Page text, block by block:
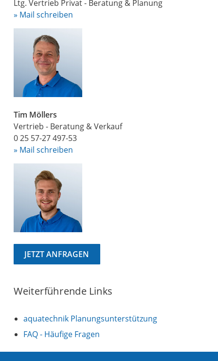
Ltg. Vertrieb Privat - Beratung & Planung
» Mail schreiben
Tim Möllers
Vertrieb - Beratung & Verkauf
0 25 57-27 497-53
» Mail schreiben
JETZT ANFRAGEN
Weiterführende Links
aquatechnik Planungsunterstützung
FAQ - Häufige Fragen